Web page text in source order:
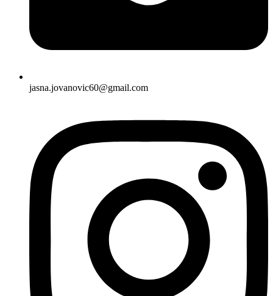
jasna.jovanovic60@gmail.com